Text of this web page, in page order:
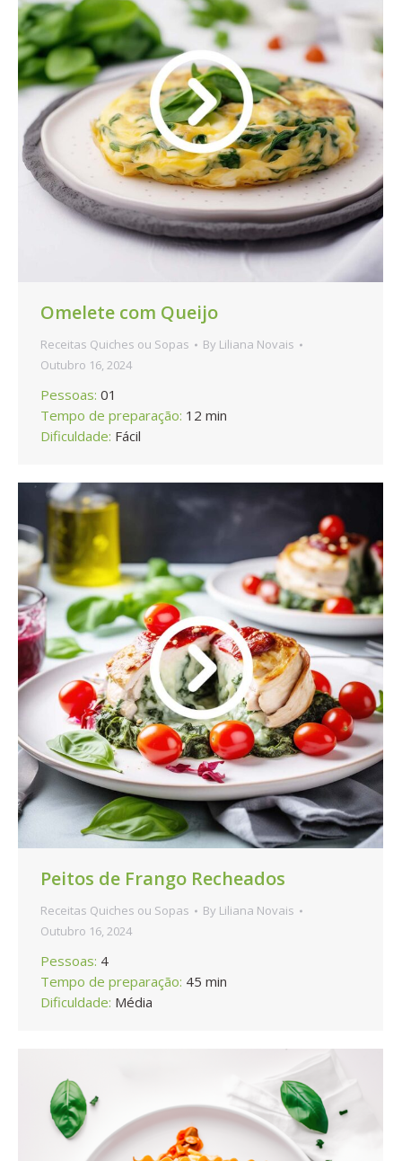
Omelete com Queijo
Receitas Quiches ou Sopas By Liliana Novais
Outubro 16, 2024
Pessoas: 01
Tempo de preparação: 12 min
Dificuldade: Fácil
Peitos de Frango Recheados
Receitas Quiches ou Sopas By Liliana Novais
Outubro 16, 2024
Pessoas: 4
Tempo de preparação: 45 min
Dificuldade: Média